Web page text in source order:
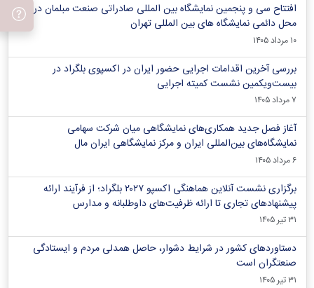
افتتاح سی و پنجمین نمایشگاه بین المللی صادراتی صنعت مبلمان در
محل دائمی نمایشگاه های بین المللی تهران
۱۰ مرداد ۱۴۰۵
بررسی آخرین اقدامات اجرایی حضور ایران در اکسپوی بلگراد در
بیست‌ویکمین نشست کمیته اجرایی
۷ مرداد ۱۴۰۵
آغاز فصل جدید همکاری‌های نمایشگاهی میان شرکت سهامی
نمایشگاه‌های بین‌المللی ایران و مرکز نمایشگاهی ایران‌ مال
۶ مرداد ۱۴۰۵
برگزاری نشست آنلاین هماهنگی اکسپو ۲۰۲۷ بلگراد؛ از فرآیند ارائه
پیشنهادهای تجاری تا ارائه ظرفیت‌های داوطلبانه و مدارس
۳۱ تیر ۱۴۰۵
دستاوردهای کشور در شرایط دشوار، حاصل همدلی مردم و ایستادگی
صنعتگران است
۳۱ تیر ۱۴۰۵